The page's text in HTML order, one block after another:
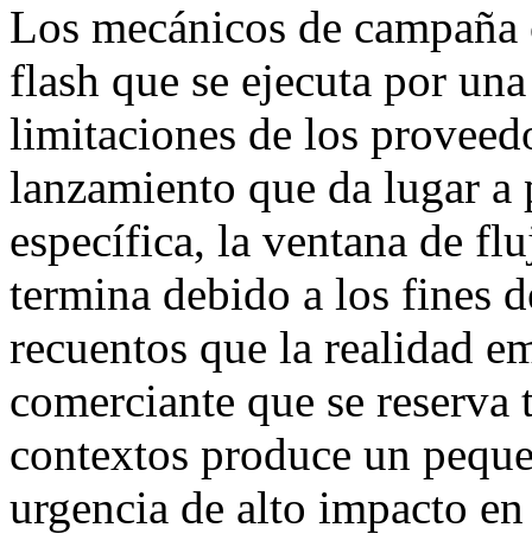
Los mecánicos de
flash que se ejecuta por
limitaciones de los
lanzamiento que da lugar a
específica, la ventana de
termina debido a los fines
recuentos que la realidad
comerciante que se
contextos produce un
urgencia de alto impacto